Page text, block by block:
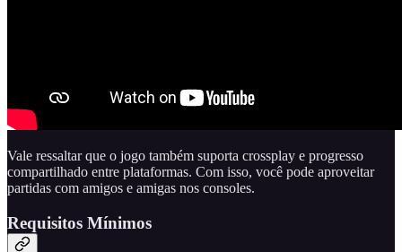
Vale ressaltar que o jogo também suporta crossplay e progresso
compartilhado entre plataformas. Com isso, você pode aproveitar
partidas com amigos e amigas nos consoles.
Requisitos Mínimos